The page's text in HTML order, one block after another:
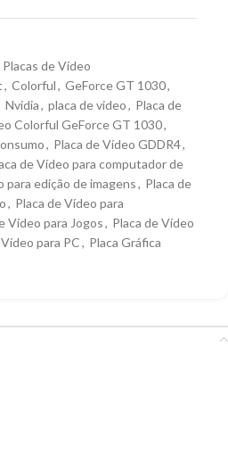
Placas de Vídeo
, Colorful, GeForce GT 1030,
Nvidia, placa de video, Placa de
Colorful GeForce GT 1030,
, Placa de Vídeo GDDR4,
de Vídeo para computador de
para edição de imagens, Placa de
, Placa de Vídeo para
Vídeo para Jogos, Placa de Vídeo
para PC, Placa Gráfica